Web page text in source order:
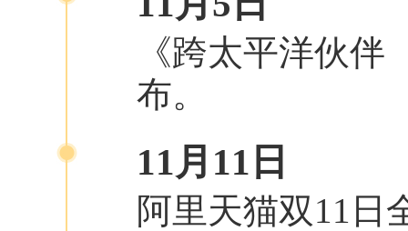
《跨太平洋伙伴
布。
11月11日
阿里天猫双11日